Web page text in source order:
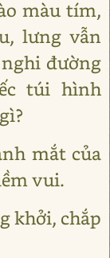
màu tím,
lưng vẫn
đường
túi hình
mắt của
vui.
khởi, chắp